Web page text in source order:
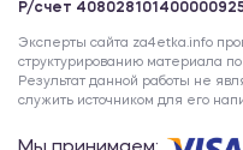
Р/счет
Эксперты сайта za4etka.info
структурированию материала
Результат данной работы не
служить источником для его